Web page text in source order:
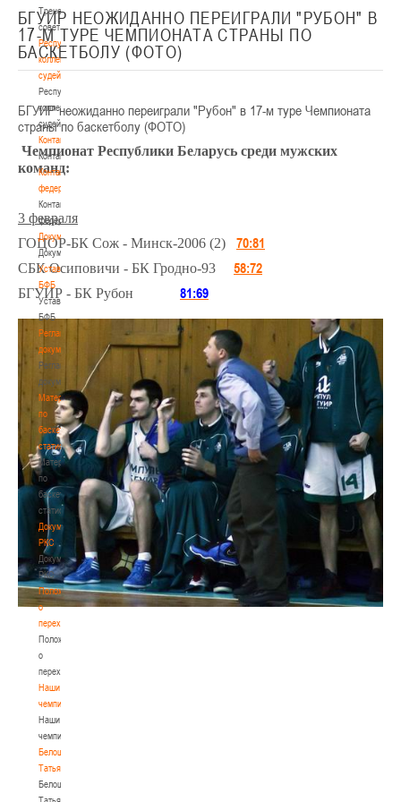
Тренерский
совет
Республиканская
коллегия
судей
Республиканская
коллегия
судей
Контакты
Контакты
Контакты
федерации
Контакты
федерации
Документы
Документы
Устав
БФБ
Устав
БФБ
Регламентирующие
документы
Регламентирующие
документы
Материалы
по
баскетбольной
статистике
Материалы
по
баскетбольной
статистике
Документы
РКС
Документы
РКС
Положение
о
переходах
Положение
о
переходах
Наши
чемпионы
Наши
чемпионы
Белошапко
Татьяна
Белошапко
Татьяна
БГУИР НЕОЖИДАННО ПЕРЕИГРАЛИ "РУБОН" В
17-М ТУРЕ ЧЕМПИОНАТА СТРАНЫ ПО
БАСКЕТБОЛУ (ФОТО)
БГУИР неожиданно переиграли "Рубон" в 17-м туре Чемпионата
страны по баскетболу (ФОТО)
Чемпионат Республики Беларусь среди мужских
команд:
3 февраля
ГОЦОР-БК Сож - Минск-2006 (2) 70:81
СБК Осиповичи - БК Гродно-93 58:72
БГУИР - БК Рубон 81:69